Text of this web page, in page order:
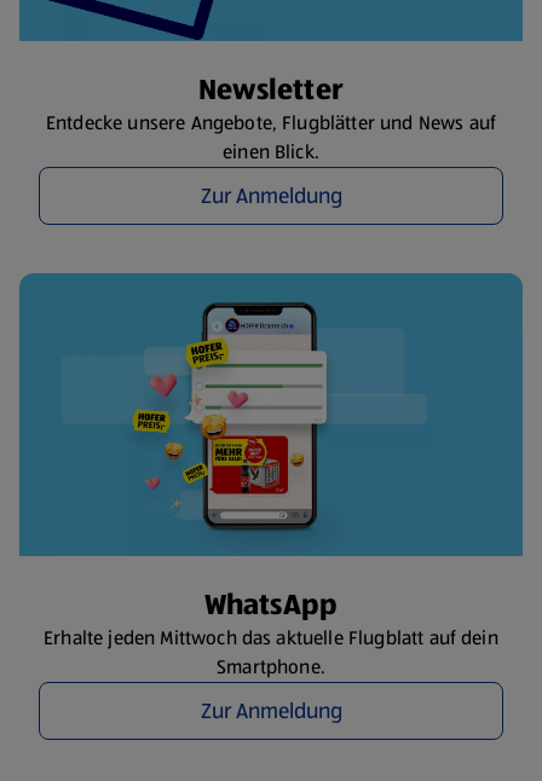
Newsletter
Entdecke unsere Angebote, Flugblätter und News auf
einen Blick.
Zur Anmeldung
WhatsApp
Erhalte jeden Mittwoch das aktuelle Flugblatt auf dein
Smartphone.
Zur Anmeldung